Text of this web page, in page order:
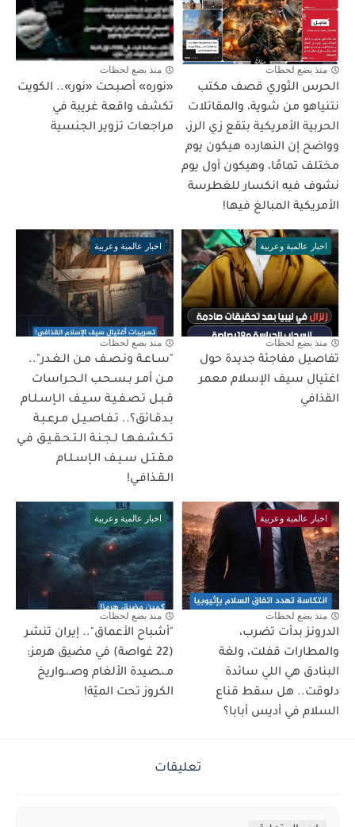
منذ بضع لحظات
الحرس الثوري قصف مكتب
نتنياهو من شوية، والمقاتلات
الحربية الأمريكية بتقع زي الرز،
وواضح إن النهارده هيكون يوم
مختلف تمامًا، وهيكون أول يوم
نشوف فيه انكسار للغطرسة
الأمريكية المبالغ فيها!
منذ بضع لحظات
«نوره» أصبحت «نور».. الكويت
تكشف واقعة غريبة في
مراجعات تزوير الجنسية
اخبار عالمية وعربية
منذ بضع لحظات
تفاصيل مفاجئة جديدة حول
اغتيال سيف الإسلام معمر
القذافي
اخبار عالمية وعربية
منذ بضع لحظات
"سـاعـة ونـصـف مـن الـغـدر"..
مـن أمـر بـسـحـب الـحـراسات
قـبـل تـصـفـيـة سـيـف الـإسـلـام
بـدقـائق؟.. تـفـاصـيـل مـرعـبـة
تـكـشـفـهـا لـجـنـة الـتـحـقـيـق فـي
مـقـتـل سـيـف الـإسـلـام
الـقـذافـي!
اخبار عالمية وعربية
منذ بضع لحظات
الدرونز بدأت تضرب،
والمطارات قفلت، ولغة
البنادق هي اللي سائدة
دلوقت.. هل سقط قناع
السلام في أديس أبابا؟
اخبار عالمية وعربية
منذ بضع لحظات
"أشباح الأعماق".. إيران تنشر
(22 غواصة) في مضيق هرمز:
مـ،ـصيدة الألغام وصـ،ـواريخ
الكروز تحت الميّة!
تعليقات